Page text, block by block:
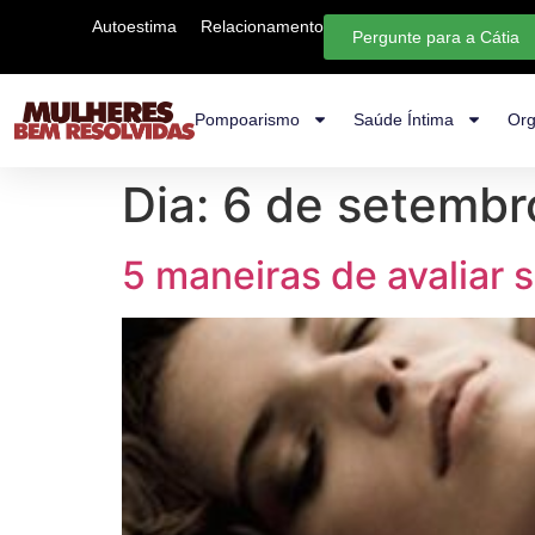
Autoestima Relacionamento
Pergunte para a Cátia
Pompoarismo Saúde Íntima
Dia: 6 de
5 maneiras de avaliar